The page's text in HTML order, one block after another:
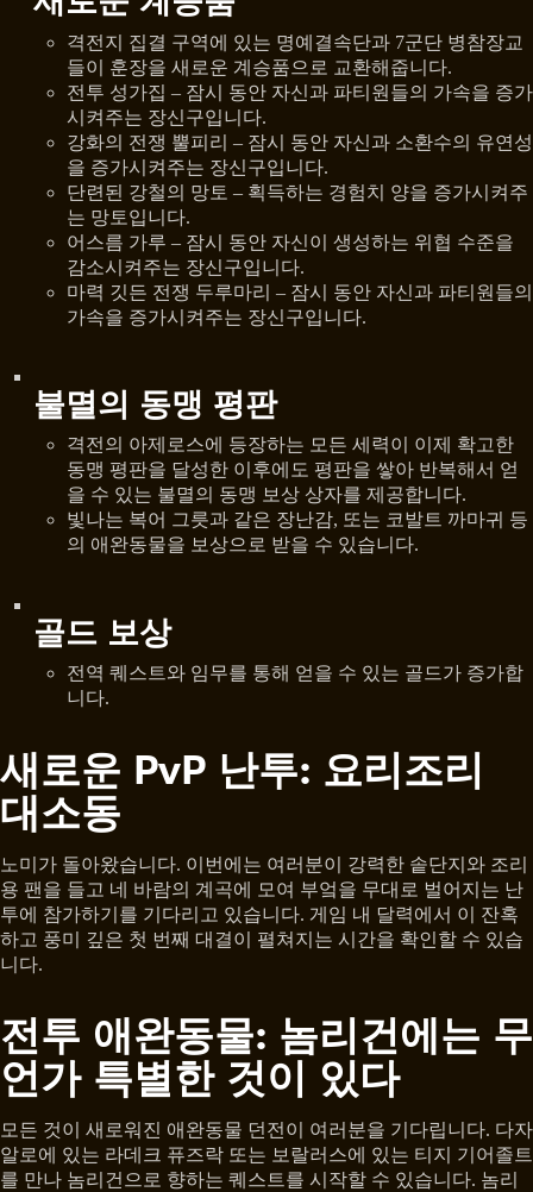
격전지 집결 구역에 있는 명예결속단과 7군단 병참장교
들이 훈장을 새로운 계승품으로 교환해줍니다.
전투 성가집 – 잠시 동안 자신과 파티원들의 가속을 증가
시켜주는 장신구입니다.
강화의 전쟁 뿔피리 – 잠시 동안 자신과 소환수의 유연성
을 증가시켜주는 장신구입니다.
단련된 강철의 망토 – 획득하는 경험치 양을 증가시켜주
는 망토입니다.
어스름 가루 – 잠시 동안 자신이 생성하는 위협 수준을
감소시켜주는 장신구입니다.
마력 깃든 전쟁 두루마리 – 잠시 동안 자신과 파티원들의
가속을 증가시켜주는 장신구입니다.
불멸의 동맹 평판
격전의 아제로스에 등장하는 모든 세력이 이제 확고한
동맹 평판을 달성한 이후에도 평판을 쌓아 반복해서 얻
을 수 있는 불멸의 동맹 보상 상자를 제공합니다.
빛나는 복어 그릇과 같은 장난감, 또는 코발트 까마귀 등
의 애완동물을 보상으로 받을 수 있습니다.
골드 보상
전역 퀘스트와 임무를 통해 얻을 수 있는 골드가 증가합
니다.
새로운 PvP 난투: 요리조리
대소동
노미가 돌아왔습니다. 이번에는 여러분이 강력한 솥단지와 조리
용 팬을 들고 네 바람의 계곡에 모여 부엌을 무대로 벌어지는 난
투에 참가하기를 기다리고 있습니다. 게임 내 달력에서 이 잔혹
하고 풍미 깊은 첫 번째 대결이 펼쳐지는 시간을 확인할 수 있습
니다.
전투 애완동물: 놈리건에는 무
언가 특별한 것이 있다
모든 것이 새로워진 애완동물 던전이 여러분을 기다립니다. 다자
알로에 있는 라데크 퓨즈락 또는 보랄러스에 있는 티지 기어졸트
를 만나 놈리건으로 향하는 퀘스트를 시작할 수 있습니다. 놈리